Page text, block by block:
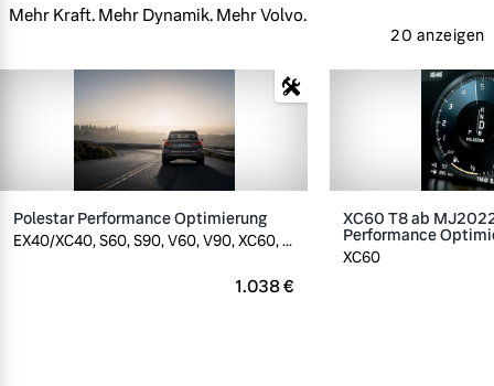
Mehr Kraft. Mehr Dynamik. Mehr Volvo.
20 anzeigen
Polestar Performance Optimierung
EX40/XC40, S60, S90, V60, V90, XC60, ...
1.038 €
XC60 T8 ab
Performance
XC60